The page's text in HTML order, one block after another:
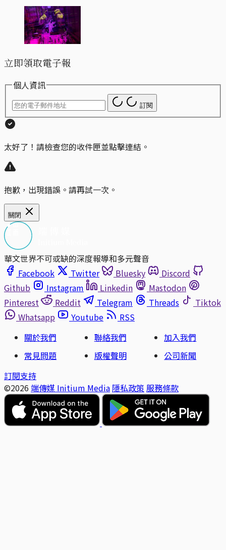
立即領取電子報
個人資訊
訂閱
太好了！請檢查您的收件匣並點擊連結。
抱歉，出現錯誤。請再試一次。
關閉
華文世界不可或缺的深度報導和多元聲音
Facebook
Twitter Bluesky
Discord
Github
Instagram Linkedin
Mastodon
Pinterest
Reddit Telegram Threads
Tiktok
Whatsapp
Youtube
RSS
關於我們
聯絡我們
加入我們
常見問題
版權聲明
公司新聞
訂閱支持
©2026 端傳媒 Initium Media 隱私政策 服務條款